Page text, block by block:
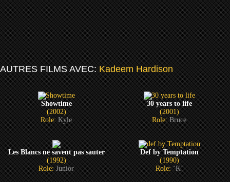
AUTRES FILMS AVEC:Kadeem Hardison
Showtime
(2002)
Role:Kyle
30 years to life
(2001)
Role:Bruce
Les Blancs ne savent pas sauter
(1992)
Role:Junior
Def by Temptation
(1990)
Role:‘K’